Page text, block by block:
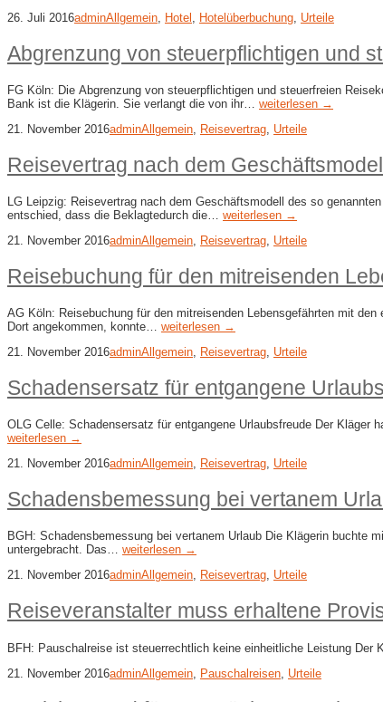
26. Juli 2016adminAllgemein Hotel Hotelüberbuchung Urteile
Abgrenzung von steuerpflichtigen und
FG Köln: Die Abgrenzung von steuerpflichtigen und steuerfreien
Bank ist die Klägerin. Sie verlangt die von ihr… weiterlesen →
21. November 2016adminAllgemein Reisevertrag Urteile
Reisevertrag nach dem
LG Leipzig: Reisevertrag nach dem Geschäftsmodell des so
entschied, dass die Beklagtedurch die… weiterlesen →
21. November 2016adminAllgemein Reisevertrag Urteile
Reisebuchung für den mitreisenden
AG Köln: Reisebuchung für den mitreisenden Lebensgefährten mit
Dort angekommen, konnte… weiterlesen →
21. November 2016adminAllgemein, Reisevertrag, Urteile
Schadensersatz für entgangene
OLG Celle: Schadensersatz für entgangene Urlaubsfreude Der
weiterlesen →
21. November 2016adminAllgemein, Reisevertrag, Urteile
Schadensbemessung bei vertanem
BGH: Schadensbemessung bei vertanem Urlaub Die Klägerin buchte
untergebracht. Das… weiterlesen →
21. November 2016adminAllgemein, Reisevertrag, Urteile
Reiseveranstalter muss erhaltene
BFH: Pauschalreise ist steuerrechtlich keine einheitliche Leistung
21. November 2016adminAllgemein Pauschalreisen Urteile